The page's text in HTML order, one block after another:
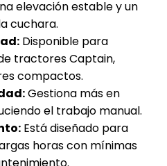
elevación estable y un
cuchara.
Disponible para
tractores Captain,
compactos.
Gestiona más en
el trabajo manual.
Está diseñado para
horas con mínimas